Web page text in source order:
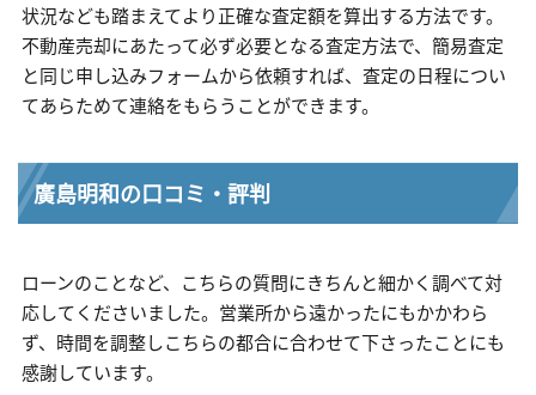
状況なども踏まえてより正確な査定額を算出する方法です。
不動産売却にあたって必ず必要となる査定方法で、簡易査定
と同じ申し込みフォームから依頼すれば、査定の日程につい
てあらためて連絡をもらうことができます。
廣島明和の口コミ・評判
ローンのことなど、こちらの質問にきちんと細かく調べて対
応してくださいました。営業所から遠かったにもかかわら
ず、時間を調整しこちらの都合に合わせて下さったことにも
感謝しています。